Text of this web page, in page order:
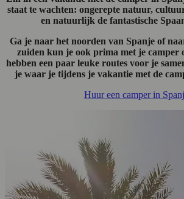
staat te wachten: ongerepte natuur,
en natuurlijk de fantastische
Ga je naar het noorden van Spanje of
zuiden kun je ook prima met je camper
hebben een paar leuke routes voor je
je waar je tijdens je vakantie met de
Huur een camper in